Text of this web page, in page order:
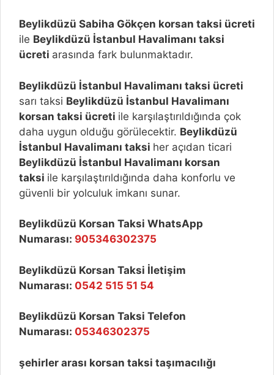
Beylikdüzü Sabiha Gökçen korsan taksi ücreti
ile Beylikdüzü İstanbul Havalimanı taksi
ücreti arasında fark bulunmaktadır.
Beylikdüzü İstanbul Havalimanı taksi ücreti
sarı taksi Beylikdüzü İstanbul Havalimanı
korsan taksi ücreti ile karşılaştırıldığında çok
daha uygun olduğu görülecektir. Beylikdüzü
İstanbul Havalimanı taksi her açıdan ticari
Beylikdüzü İstanbul Havalimanı korsan
taksi ile karşılaştırıldığında daha konforlu ve
güvenli bir yolculuk imkanı sunar.
Beylikdüzü Korsan Taksi WhatsApp
Numarası: 905346302375
Beylikdüzü Korsan Taksi İletişim
Numarası: 0542 515 51 54
Beylikdüzü Korsan Taksi Telefon
Numarası: 05346302375
şehirler arası korsan taksi taşımacılığı